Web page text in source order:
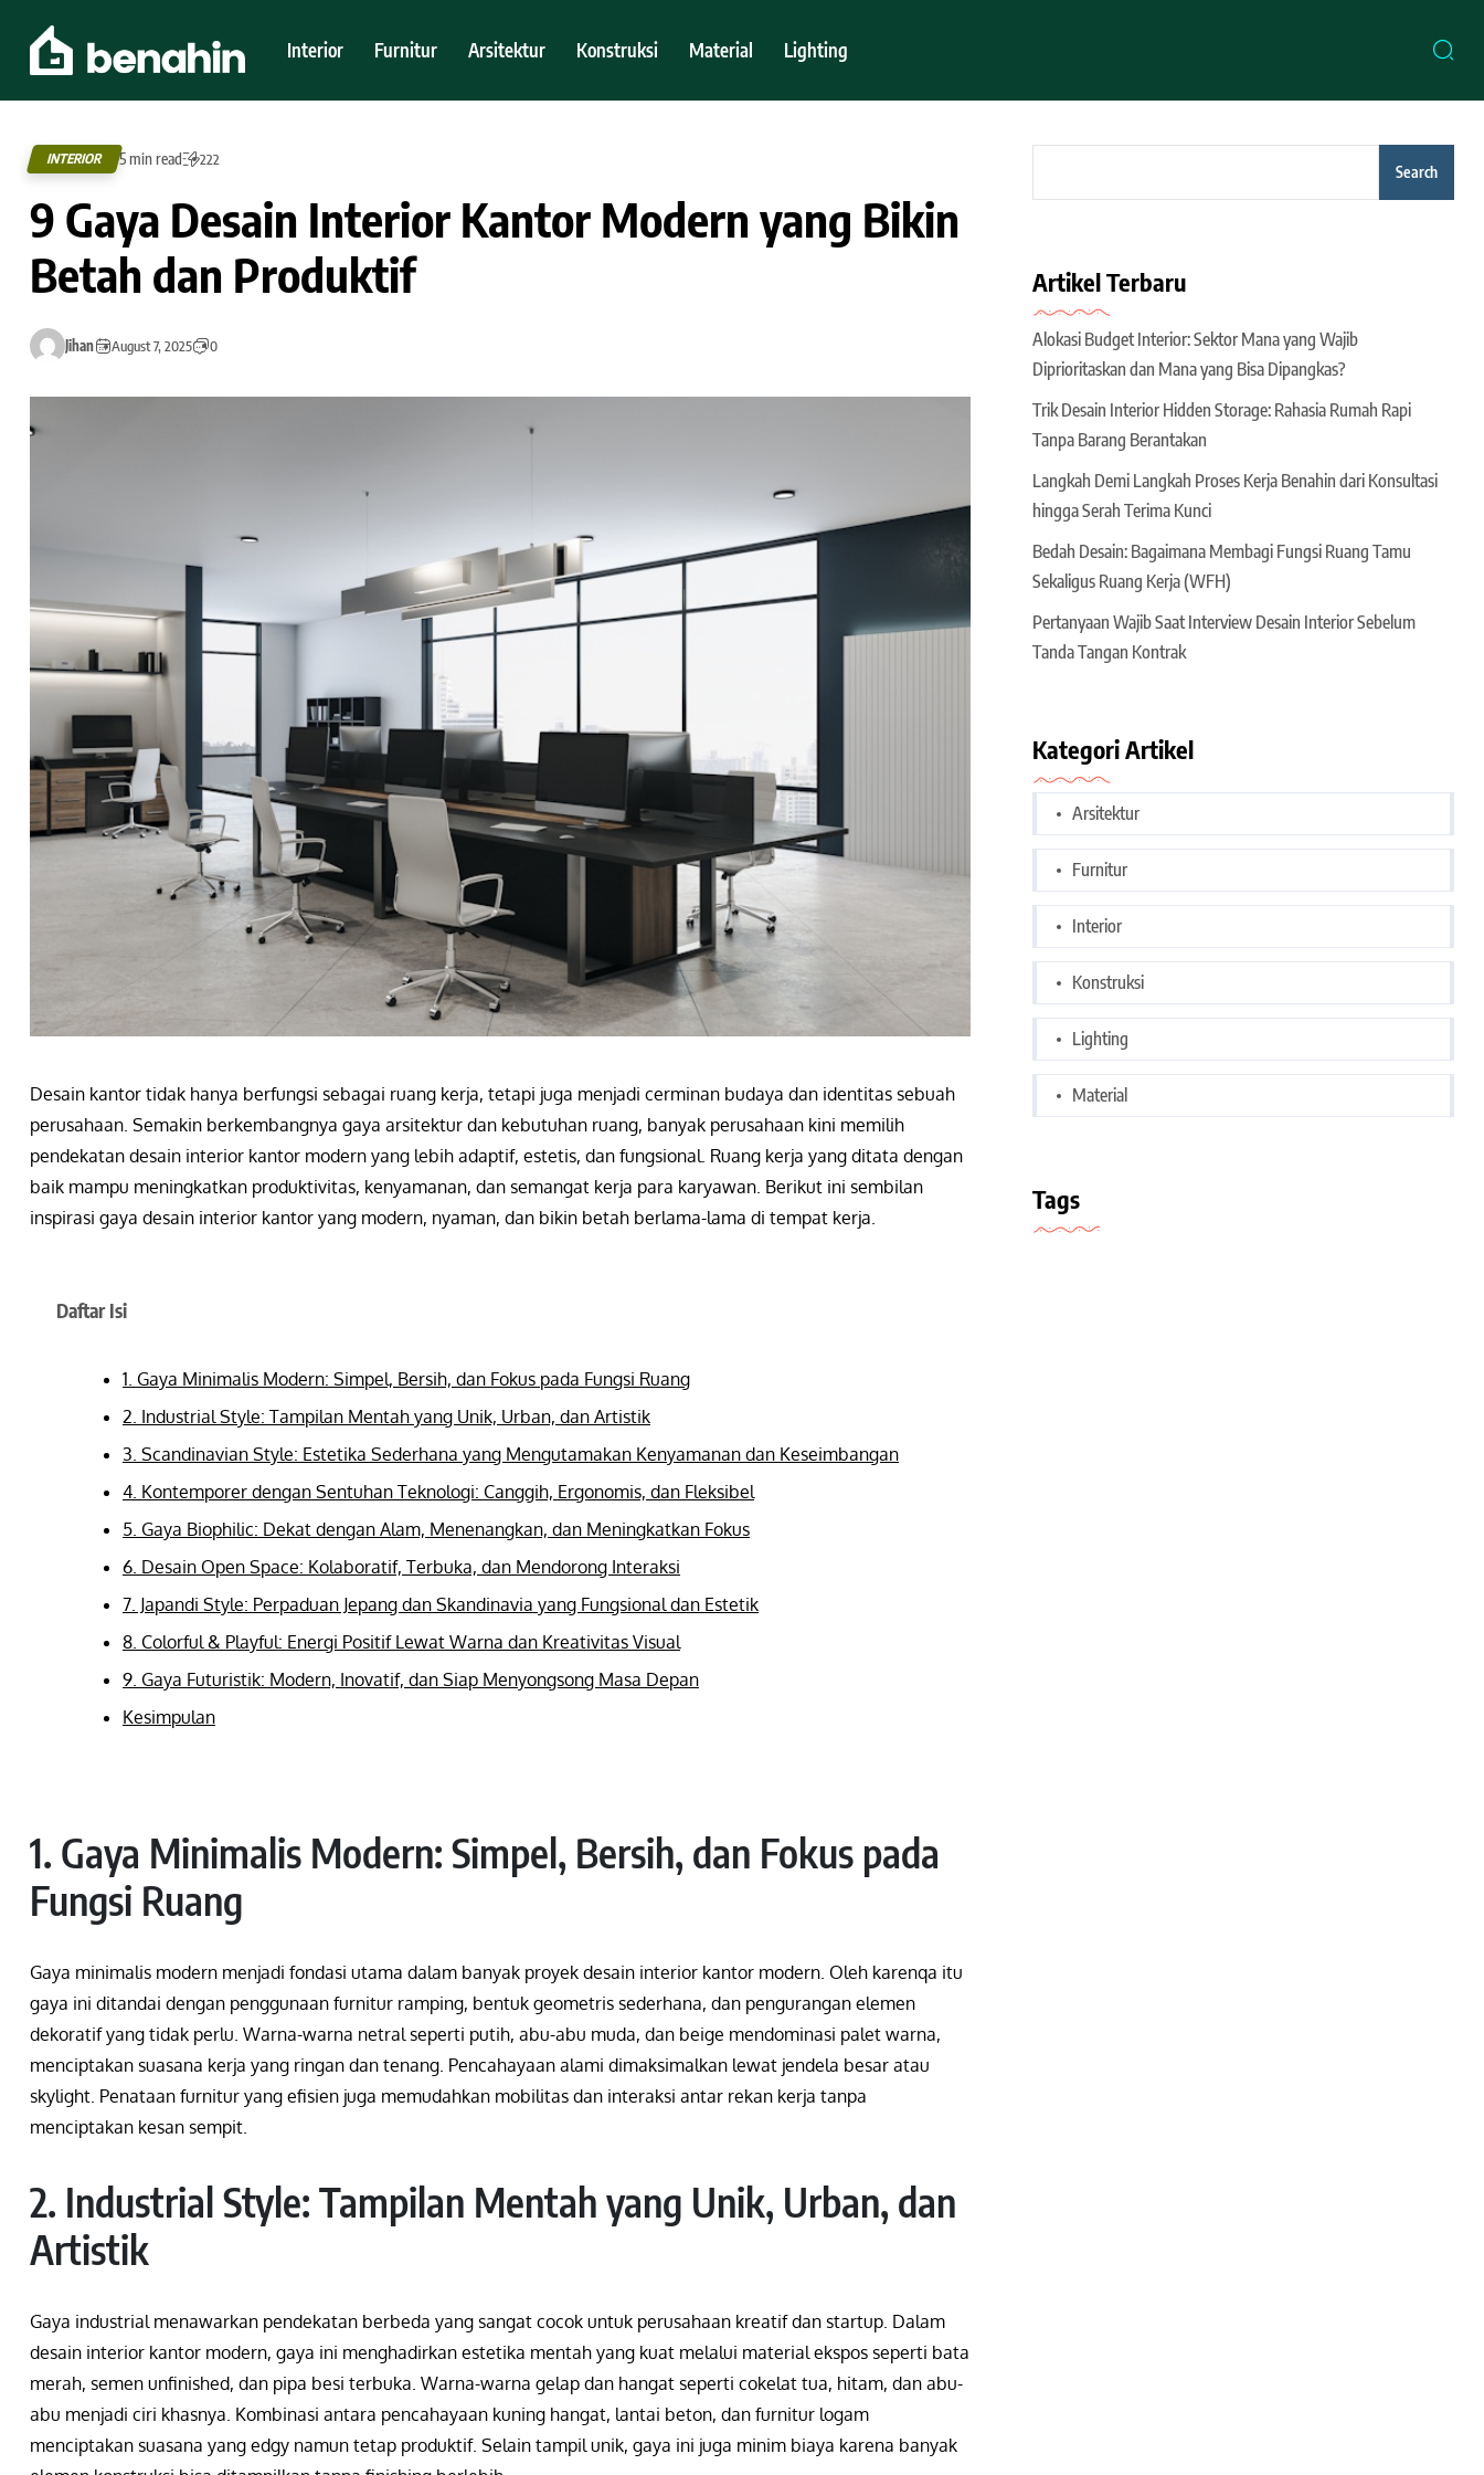
Interior Furnitur Arsitektur Konstruksi Material Lighting
INTERIOR 5 min read 222
9 Gaya Desain Interior Kantor Modern yang Bikin
Betah dan Produktif
Jihan August 7, 2025 0
Desain kantor tidak hanya berfungsi sebagai ruang kerja, tetapi juga menjadi cerminan budaya dan identitas sebuah
perusahaan. Semakin berkembangnya gaya arsitektur dan kebutuhan ruang, banyak perusahaan kini memilih
pendekatan desain interior kantor modern yang lebih adaptif, estetis, dan fungsional. Ruang kerja yang ditata dengan
baik mampu meningkatkan produktivitas, kenyamanan, dan semangat kerja para karyawan. Berikut ini sembilan
inspirasi gaya desain interior kantor yang modern, nyaman, dan bikin betah berlama-lama di tempat kerja.
Daftar Isi
1. Gaya Minimalis Modern: Simpel, Bersih, dan Fokus pada Fungsi Ruang
2. Industrial Style: Tampilan Mentah yang Unik, Urban, dan Artistik
3. Scandinavian Style: Estetika Sederhana yang Mengutamakan Kenyamanan dan Keseimbangan
4. Kontemporer dengan Sentuhan Teknologi: Canggih, Ergonomis, dan Fleksibel
5. Gaya Biophilic: Dekat dengan Alam, Menenangkan, dan Meningkatkan Fokus
6. Desain Open Space: Kolaboratif, Terbuka, dan Mendorong Interaksi
7. Japandi Style: Perpaduan Jepang dan Skandinavia yang Fungsional dan Estetik
8. Colorful & Playful: Energi Positif Lewat Warna dan Kreativitas Visual
9. Gaya Futuristik: Modern, Inovatif, dan Siap Menyongsong Masa Depan
Kesimpulan
1. Gaya Minimalis Modern: Simpel, Bersih, dan Fokus pada
Fungsi Ruang
Gaya minimalis modern menjadi fondasi utama dalam banyak proyek desain interior kantor modern. Oleh karenqa itu
gaya ini ditandai dengan penggunaan furnitur ramping, bentuk geometris sederhana, dan pengurangan elemen
dekoratif yang tidak perlu. Warna-warna netral seperti putih, abu-abu muda, dan beige mendominasi palet warna,
menciptakan suasana kerja yang ringan dan tenang. Pencahayaan alami dimaksimalkan lewat jendela besar atau
skylight. Penataan furnitur yang efisien juga memudahkan mobilitas dan interaksi antar rekan kerja tanpa
menciptakan kesan sempit.
2. Industrial Style: Tampilan Mentah yang Unik, Urban, dan
Artistik
Gaya industrial menawarkan pendekatan berbeda yang sangat cocok untuk perusahaan kreatif dan startup. Dalam
desain interior kantor modern, gaya ini menghadirkan estetika mentah yang kuat melalui material ekspos seperti bata
merah, semen unfinished, dan pipa besi terbuka. Warna-warna gelap dan hangat seperti cokelat tua, hitam, dan abu-
abu menjadi ciri khasnya. Kombinasi antara pencahayaan kuning hangat, lantai beton, dan furnitur logam
menciptakan suasana yang edgy namun tetap produktif. Selain tampil unik, gaya ini juga minim biaya karena banyak
Search
Artikel Terbaru
Alokasi Budget Interior: Sektor Mana yang Wajib
Diprioritaskan dan Mana yang Bisa Dipangkas?
Trik Desain Interior Hidden Storage: Rahasia Rumah Rapi
Tanpa Barang Berantakan
Langkah Demi Langkah Proses Kerja Benahin dari Konsultasi
hingga Serah Terima Kunci
Bedah Desain: Bagaimana Membagi Fungsi Ruang Tamu
Sekaligus Ruang Kerja (WFH)
Pertanyaan Wajib Saat Interview Desain Interior Sebelum
Tanda Tangan Kontrak
Kategori Artikel
Arsitektur
Furnitur
Interior
Konstruksi
Lighting
Material
Tags